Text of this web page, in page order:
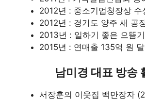
2012년 : 중소기업청장상 수
2012년 : 경기도 양주 새 공
2013년 : 일하기 좋은 으뜸
2015년 : 연매출 135억 원
남미경 대표 방송
서장훈의 이웃집 백만장자